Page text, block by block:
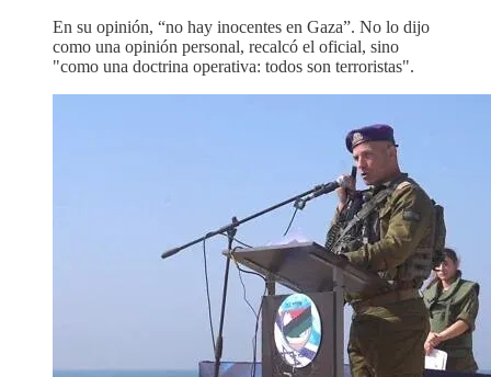
En su opinión, “no hay inocentes en Gaza”. No lo dijo
como una opinión personal, recalcó el oficial, sino
"como una doctrina operativa: todos son terroristas".